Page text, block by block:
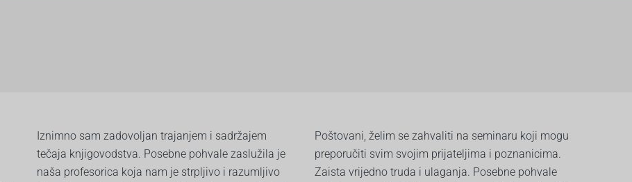
Iznimno sam zadovoljan trajanjem i sadržajem
tečaja knjigovodstva. Posebne pohvale zaslužila je
naša profesorica koja nam je strpljivo i razumljivo
Poštovani, želim se zahvaliti na seminaru koji mogu
preporučiti svim svojim prijateljima i poznanicima.
Zaista vrijedno truda i ulaganja. Posebne pohvale